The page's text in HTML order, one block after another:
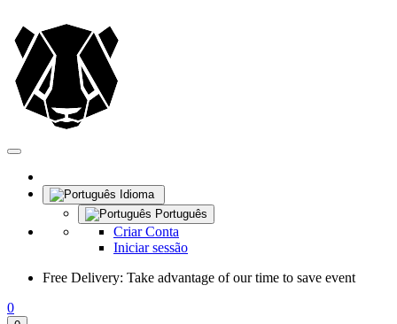
Idioma
Português
Criar Conta
Iniciar sessão
Free Delivery: Take advantage of our time to save event
0